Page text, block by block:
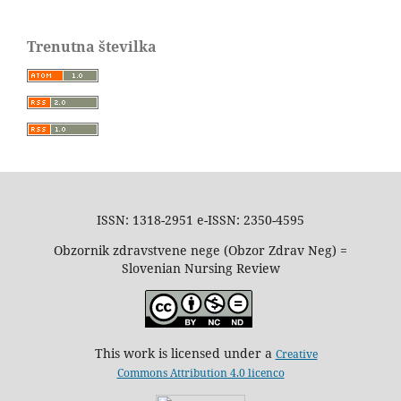
Trenutna številka
ISSN: 1318-2951 e-ISSN: 2350-4595
Obzornik zdravstvene nege (Obzor Zdrav Neg) =
Slovenian Nursing Review
This work is licensed under a Creative
Commons Attribution 4.0 licenco